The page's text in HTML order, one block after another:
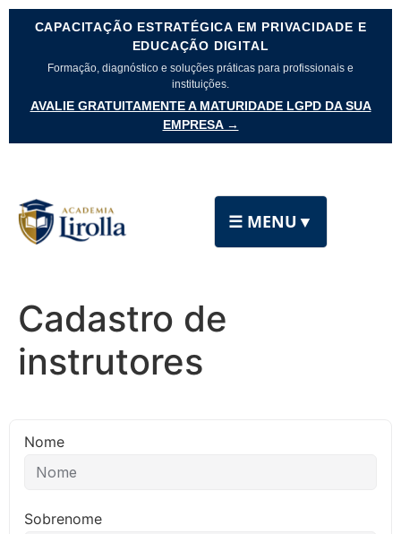
CAPACITAÇÃO ESTRATÉGICA EM PRIVACIDADE E
EDUCAÇÃO DIGITAL
Formação, diagnóstico e soluções práticas para profissionais e
instituições.
AVALIE GRATUITAMENTE A MATURIDADE LGPD DA SUA
EMPRESA →
☰ MENU ▼
Cadastro de
instrutores
Nome
Sobrenome